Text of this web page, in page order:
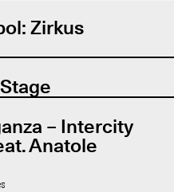
Zirkus
– Intercity
Anatole